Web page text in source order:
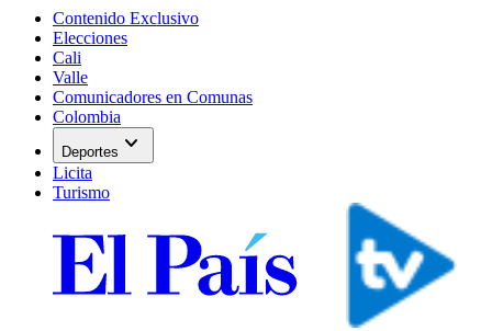
Contenido Exclusivo
Elecciones
Cali
Valle
Comunicadores en Comunas
Colombia
Deportes expand_more
Licita
Turismo